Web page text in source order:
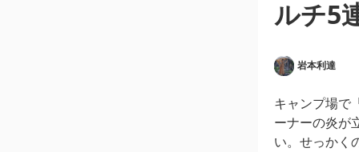
ルチ5
岩本利達
キャンプ場で
ーナーの炎が
い。せっかく